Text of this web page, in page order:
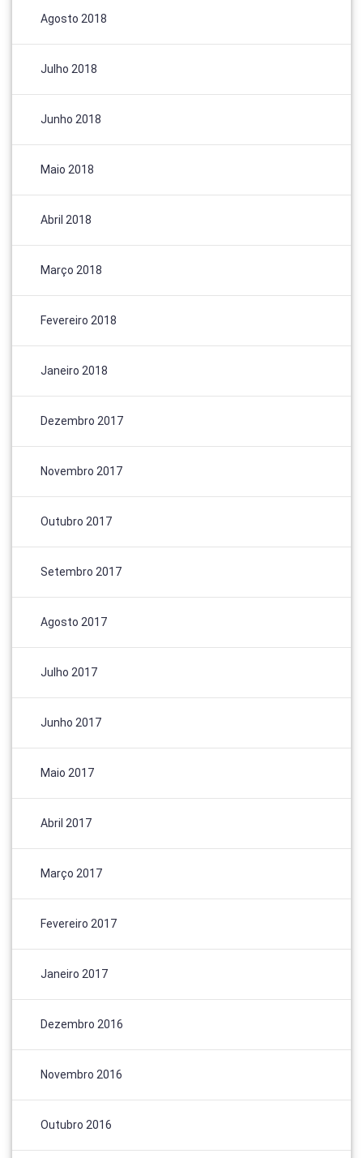
Agosto 2018
Julho 2018
Junho 2018
Maio 2018
Abril 2018
Março 2018
Fevereiro 2018
Janeiro 2018
Dezembro 2017
Novembro 2017
Outubro 2017
Setembro 2017
Agosto 2017
Julho 2017
Junho 2017
Maio 2017
Abril 2017
Março 2017
Fevereiro 2017
Janeiro 2017
Dezembro 2016
Novembro 2016
Outubro 2016